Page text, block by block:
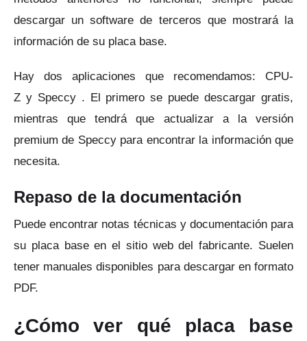
descargar un software de terceros que mostrará la
información de su placa base.
Hay dos aplicaciones que recomendamos: CPU-
Z y Speccy.
El primero se puede descargar gratis,
mientras que tendrá que actualizar a la versión
premium de Speccy para encontrar la información que
necesita.
Repaso de la documentación
Puede encontrar notas técnicas y documentación para
su placa base en el sitio web del fabricante. Suelen
tener manuales disponibles para descargar en formato
PDF.
¿Cómo ver qué placa base